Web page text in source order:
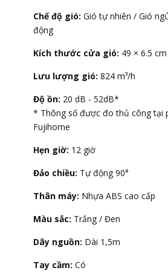
Chế độ gió: Gió tự nhiên / Gió
động
Kích thước cửa gió: 49 × 6.5 cm
Lưu lượng gió: 824 m³/h
Độ ồn: 20 dB - 52dB*
* Thông số được đo thủ công tại
Fujihome
Hẹn giờ: 12 giờ
Đảo chiều: Tự động 90°
Thân máy: Nhựa ABS cao cấp
Màu sắc: Trắng / Đen
Dây nguồn: Dài 1,5m
Tay cầm: Có